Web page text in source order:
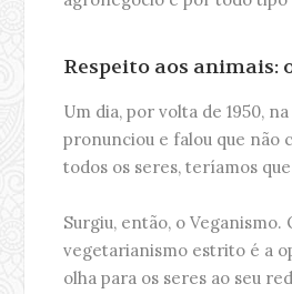
Respeito aos
Um dia, por volta de 1950,
pronunciou e falou que não
todos os seres, teríamos
Surgiu, então, o Veganismo.
vegetarianismo estrito é a
olha para os seres ao seu